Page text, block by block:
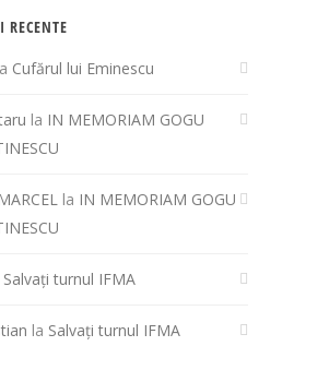
RECENTE
Cufărul lui Eminescu
la IN MEMORIAM GOGU
la IN MEMORIAM GOGU
Salvați turnul IFMA
la Salvați turnul IFMA